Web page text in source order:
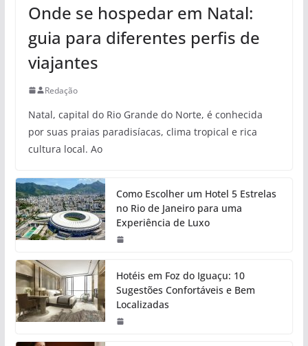
Onde se hospedar em Natal:
guia para diferentes perfis de
viajantes
Redação
Natal, capital do Rio Grande do Norte, é conhecida
por suas praias paradisíacas, clima tropical e rica
cultura local. Ao
Como Escolher um Hotel 5 Estrelas
no Rio de Janeiro para uma
Experiência de Luxo
Hotéis em Foz do Iguaçu: 10
Sugestões Confortáveis e Bem
Localizadas